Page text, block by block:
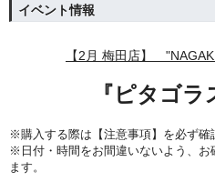
イベント情報
【2月 梅田店】
『ピタゴラ
※購入する際は【注意事項】を必ず確
※日付・時間をお間違いないよう、 お
ます。